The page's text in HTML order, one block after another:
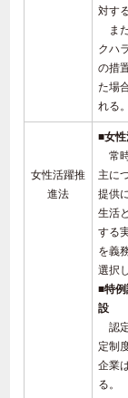
対す
ま
クハ
の措
た場
れる。
女性活躍推
進法
■女
常
主に
提供
生活
する
を義
選択
■特
設
認
定制
企業
る。